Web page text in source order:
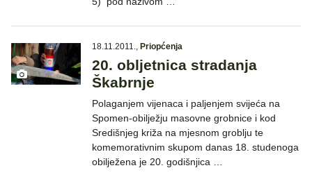
18.11.2011., Priopćenja
20. obljetnica stradanja
Škabrnje
Polaganjem vijenaca i paljenjem svijeća na
Spomen-obilježju masovne grobnice i kod
Središnjeg križa na mjesnom groblju te
komemorativnim skupom danas 18. studenoga
obilježena je 20. godišnjica …